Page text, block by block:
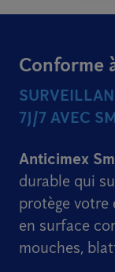
Conforme
7J/7 AVEC
Anticimex
durable qui
protège votre
en surface
mouches,